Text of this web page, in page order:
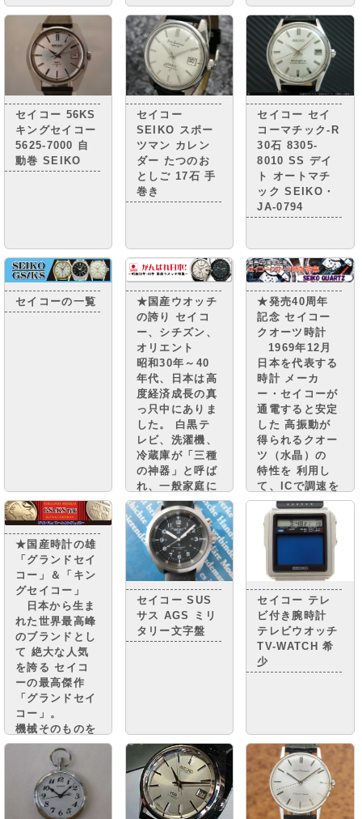
セイコー 56KS
キングセイコー
5625-7000 自
動巻 SEIKO
セイコー
SEIKO スポー
ツマン カレン
ダー たつのお
としご 17石 手
巻き
セイコー セイ
コーマチック-R
30石 8305-
8010 SS デイ
ト オートマチ
ック SEIKO・
JA-0794
セイコーの一覧
★国産ウオッチ
の誇り セイコ
ー、シチズン、
オリエント
昭和30年～40
年代、日本は高
度経済成長の真
っ只中にありま
した。 白黒テ
レビ、洗濯機、
冷蔵庫が「三種
の神器」と呼ば
れ、一般家庭に
普及。 街には
小さな憧れのマ
イカーが走り、
国民は豊かさの
実感と 自信を
取り戻しつつあ
りまし
た。・・・・
★発売40周年
記念 セイコー
クオーツ時計
1969年12月
日本を代表する
時計 メーカ
ー・セイコーが
通電すると安定
した 高振動が
得られるクオー
ツ（水晶）の
特性を 利用し
て、ICで調速を
行い、モーター
で針を動かす
機構を搭載した
クオーツ時計
“セイコークオ
ーツアストロ
ン”を 世界に先
駆けて発売しま
した。
★国産時計の雄
「グランドセイ
コー」＆「キン
グセイコー」
日本から生ま
れた世界最高峰
のブランドとし
て 絶大な人気
を誇る セイコ
ーの最高傑作
「グランドセイ
コー」。
機械そのものを
グランドセイコ
ーに準じながら
精度調整を簡略
化し グランド
セイコーに次ぐ
セイコー SUS
サス AGS ミリ
タリー文字盤
セイコー テレ
ビ付き腕時計
テレビウオッチ
TV-WATCH 希
少